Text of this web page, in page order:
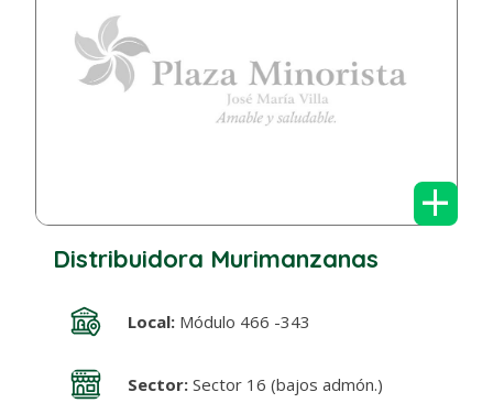
+
Distribuidora Murimanzanas
Local:Módulo 466 -343
Sector:Sector 16 (bajos admón.)